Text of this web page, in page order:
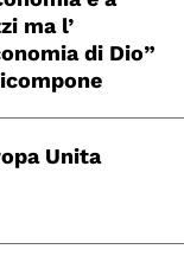
ma l’
di Dio”
Unita